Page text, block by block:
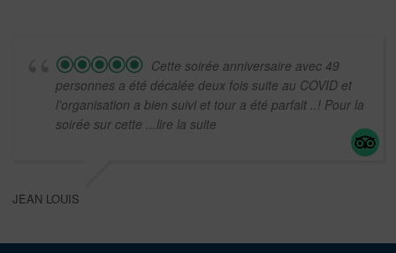
Cette soirée anniversaire avec 49
personnes a été décalée deux fois suite au COVID et
l’organisation a bien suivi et tour a été parfait ..! Pour la
soirée sur cette ...lire la suite
JEAN LOUIS